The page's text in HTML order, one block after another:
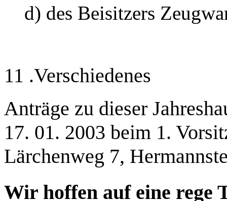
d) des Beisitzers
11 .Verschiedenes
Anträge zu dieser
17. 01. 2003 beim 1.
Lärchenweg 7,
Wir hoffen auf eine rege